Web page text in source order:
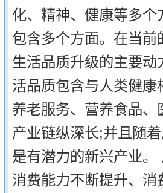
化、精神、健康等多
包含多个方面。在当
生活品质升级的主要
活品质包含与人类健
养老服务、营养食品
产业链纵深长;并且随
是有潜力的新兴产业
消费能力不断提升、